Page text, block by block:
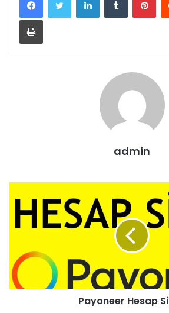
Yazdır
admin
Payoneer Hesap